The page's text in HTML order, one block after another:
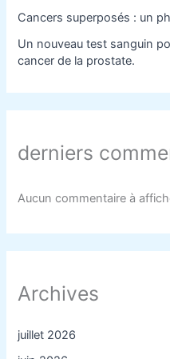
Cancers superposés : un
Un nouveau test sanguin
cancer de la prostate.
derniers
Aucun commentaire à
Archives
juillet 2026